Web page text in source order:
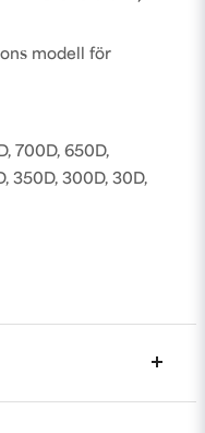
modell för
700D, 650D,
350D, 300D, 30D,